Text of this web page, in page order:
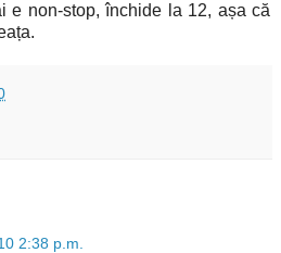
e non-stop, închide la 12, așa că
2:38 p.m.